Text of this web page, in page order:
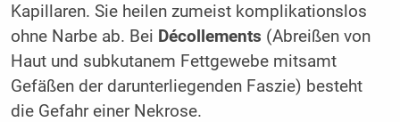
Kapillaren. Sie heilen zumeist komplikationslos
ohne Narbe ab. Bei Décollements (Abreißen von
Haut und subkutanem Fettgewebe mitsamt
Gefäßen der darunterliegenden Faszie) besteht
die Gefahr einer Nekrose.